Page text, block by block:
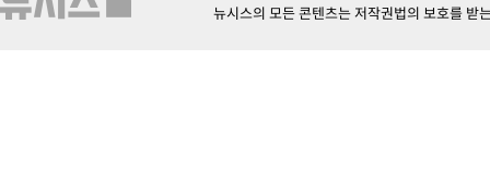
뉴시스의 모든 콘텐츠는 저작권법의 보호를